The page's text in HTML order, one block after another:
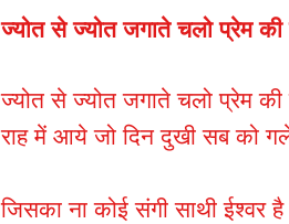
ज्योत से ज्योत जगाते चलो प्रेम की
ज्योत से ज्योत जगाते चलो प्रेम की
राह में आये जो दिन दुखी सब को
जिसका ना कोई संगी साथी ईश्वर है